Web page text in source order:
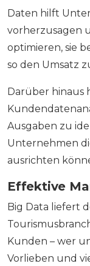
Daten hilft
vorherzusagen
optimieren, sie
so den Umsatz
Darüber hinaus
Ausgaben zu
Unternehmen
ausrichten
Effektive
Big Data liefert
Kunden – wer
Vorlieben und